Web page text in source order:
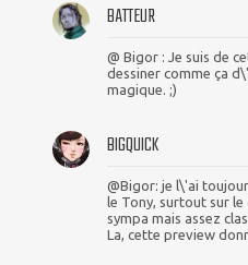
BATTEUR
@ Bigor : Je suis de
dessiner comme ça
magique. ;)
BIGQUICK
@Bigor: je l\'ai
le Tony, surtout sur le
sympa mais assez
La, cette preview